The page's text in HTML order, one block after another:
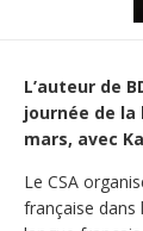
L’auteur de
journée de la
mars, avec
Le CSA
française dans